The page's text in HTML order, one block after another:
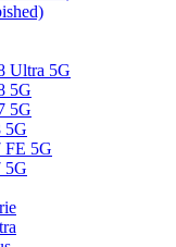
Ultra 5G
5G
5G
5G
FE 5G
5G